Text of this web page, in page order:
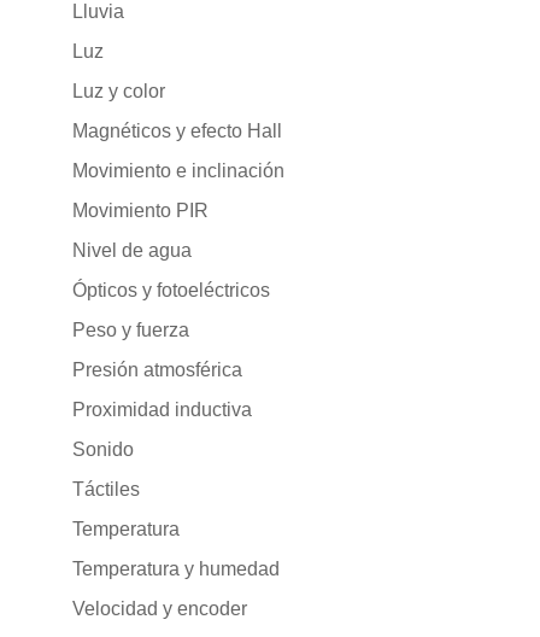
Lluvia
Luz
Luz y color
Magnéticos y efecto Hall
Movimiento e inclinación
Movimiento PIR
Nivel de agua
Ópticos y fotoeléctricos
Peso y fuerza
Presión atmosférica
Proximidad inductiva
Sonido
Táctiles
Temperatura
Temperatura y humedad
Velocidad y encoder